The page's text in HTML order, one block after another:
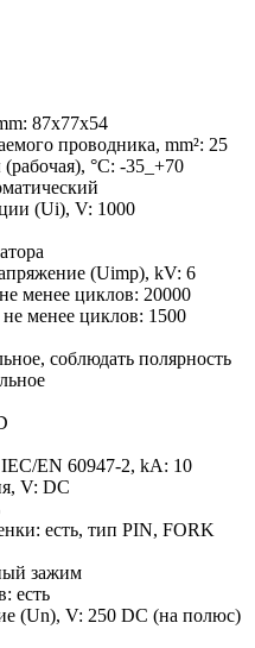
87x77x54
проводника, mm²: 25
°С: -35_+70
(Ui), V: 1000
(Uimp), kV: 6
менее циклов: 20000
не менее циклов: 1500
соблюдать полярность
EN 60947-2, kA: 10
V: DC
есть, тип PIN, FORK
зажим
есть
(Un), V: 250 DC (на полюс)